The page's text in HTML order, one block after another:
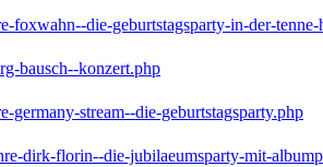
foxwahn--die-geburtstagsparty-in-der-tenne-
bausch--konzert.php
germany-stream--die-geburtstagsparty.php
dirk-florin--die-jubilaeumsparty-mit-